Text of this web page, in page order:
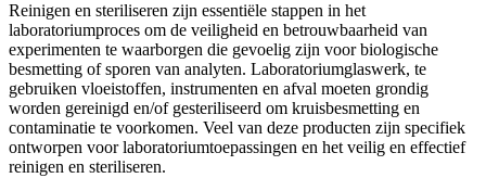
Reinigen en steriliseren zijn essentiële stappen in het
laboratoriumproces om de veiligheid en betrouwbaarheid van
experimenten te waarborgen die gevoelig zijn voor biologische
besmetting of sporen van analyten. Laboratoriumglaswerk, te
gebruiken vloeistoffen, instrumenten en afval moeten grondig
worden gereinigd en/of gesteriliseerd om kruisbesmetting en
contaminatie te voorkomen. Veel van deze producten zijn specifiek
ontworpen voor laboratoriumtoepassingen en het veilig en effectief
reinigen en steriliseren.